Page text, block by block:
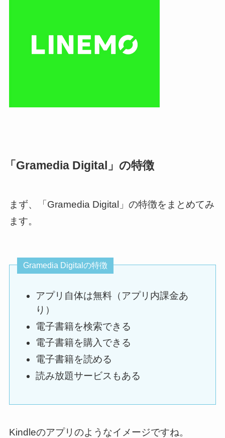
「Gramedia Digital」の特徴
まず、「Gramedia Digital」の特徴をまとめてみ
ます。
Gramedia Digitalの特徴
アプリ自体は無料（アプリ内課金あ
り）
電子書籍を検索できる
電子書籍を購入できる
電子書籍を読める
読み放題サービスもある
Kindleのアプリのようなイメージですね。